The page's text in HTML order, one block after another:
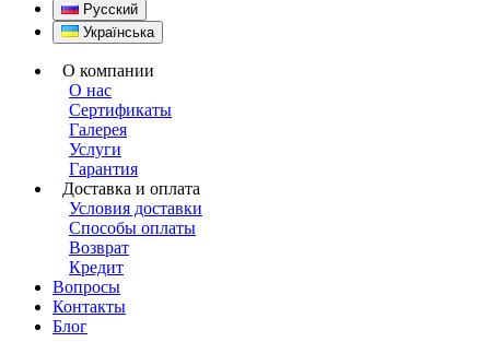
Русский
Українська
О компании
О нас
Сертификаты
Галерея
Услуги
Гарантия
Доставка и оплата
Условия доставки
Способы оплаты
Возврат
Кредит
Вопросы
Контакты
Блог